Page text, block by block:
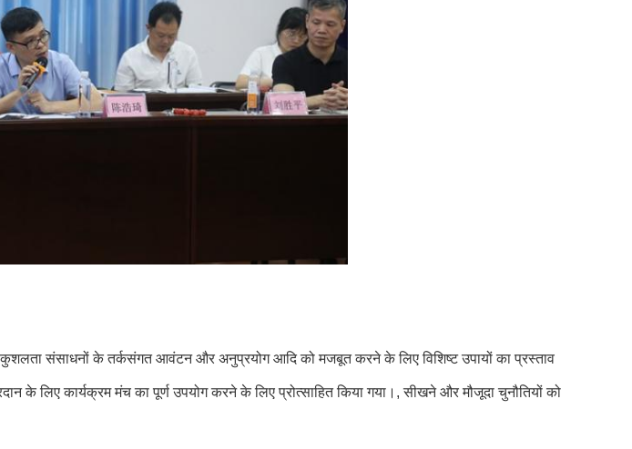
कुशलता संसाधनों के तर्कसंगत आवंटन और अनुप्रयोग आदि को मजबूत करने के लिए विशिष्ट उपायों का प्रस्ताव
के लिए कार्यक्रम मंच का पूर्ण उपयोग करने के लिए प्रोत्साहित किया गया।, सीखने और मौजूदा चुनौतियों को